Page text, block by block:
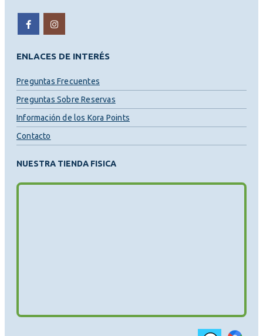
ENLACES DE INTERÉS
Preguntas Frecuentes
Preguntas Sobre Reservas
Información de los Kora Points
Contacto
NUESTRA TIENDA FISICA